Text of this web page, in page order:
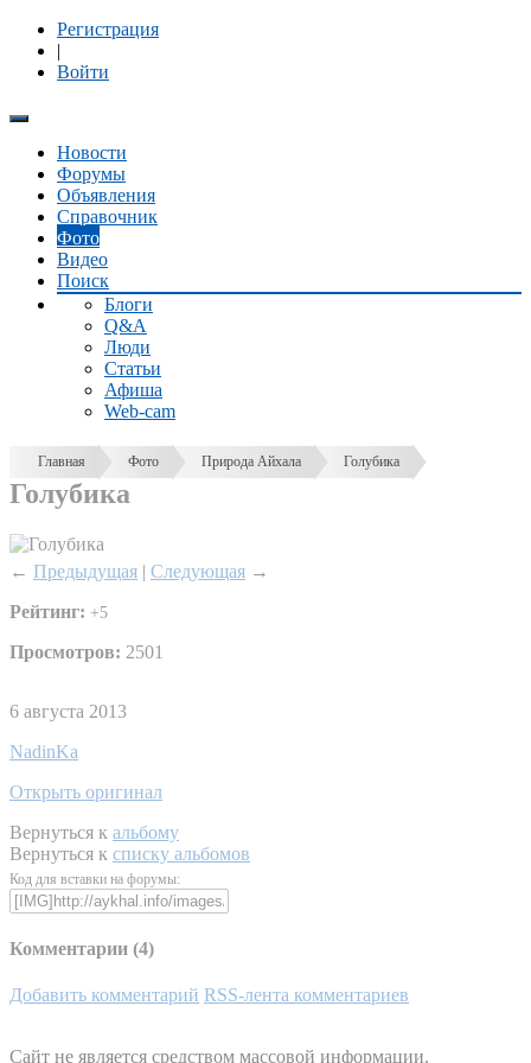
Регистрация
|
Войти
Новости
Форумы
Объявления
Справочник
Фото
Видео
Поиск
Блоги
Q&A
Люди
Статьи
Афиша
Web-cam
Главная Фото Природа Айхала Голубика
Голубика
← Предыдущая | Следующая →
Рейтинг: +5
Просмотров: 2501
6 августа 2013
NadinKa
Открыть оригинал
Вернуться к альбому
Вернуться к списку альбомов
Код для вставки на форумы:
Комментарии (4)
Добавить комментарий RSS-лента комментариев
Сайт не является средством массовой информации.